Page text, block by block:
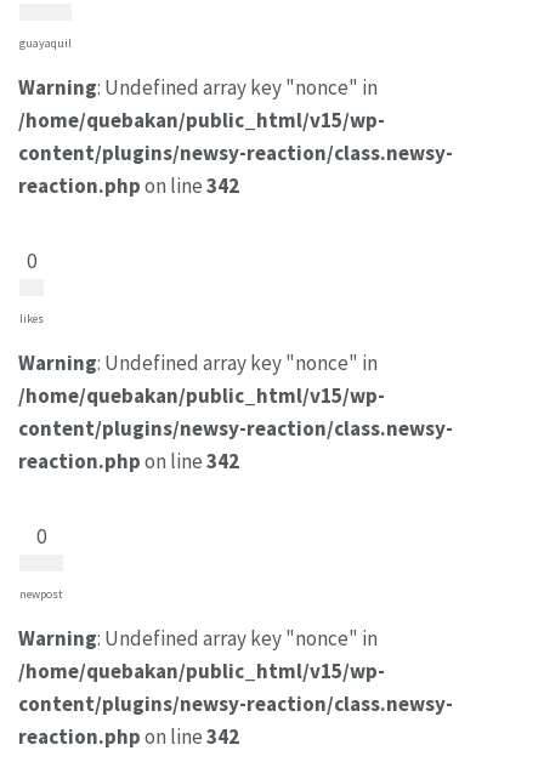
guayaquil
Warning: Undefined array key "nonce" in
/home/quebakan/public_html/v15/wp-
content/plugins/newsy-reaction/class.newsy-
reaction.phpon line342
0
likes
Warning: Undefined array key "nonce" in
/home/quebakan/public_html/v15/wp-
content/plugins/newsy-reaction/class.newsy-
reaction.phpon line342
0
newpost
Warning: Undefined array key "nonce" in
/home/quebakan/public_html/v15/wp-
content/plugins/newsy-reaction/class.newsy-
reaction.phpon line342